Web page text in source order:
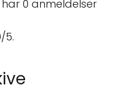
0 anmeldelser
5.